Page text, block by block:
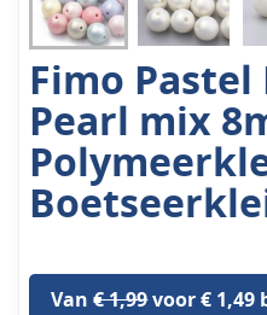
Fimo Pastel
Pearl mix
Van€ 1,99voor € 1,49